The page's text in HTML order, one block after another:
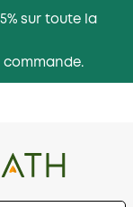
sur toute la
commande.